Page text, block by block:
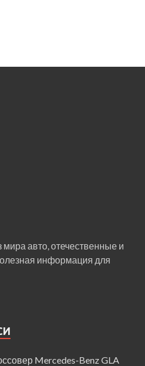
авто, отечественные и
информация для
Mercedes-Benz GLA